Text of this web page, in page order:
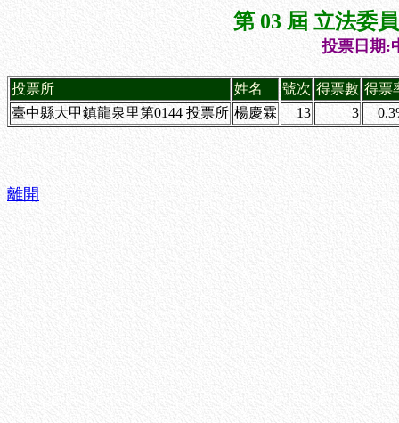
第 03 屆 立法委
投票日期:
投票所 姓名 號次 得票數 得票
臺中縣大甲鎮龍泉里第0144 投票所 楊慶霖 13 3
離開